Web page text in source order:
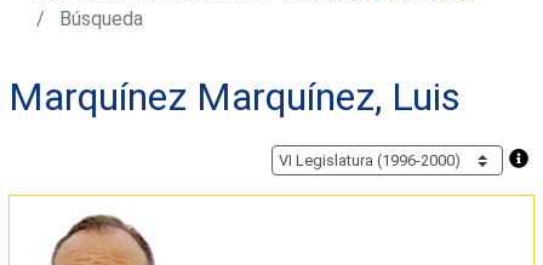
Búsqueda
Marquínez Marquínez, Luis